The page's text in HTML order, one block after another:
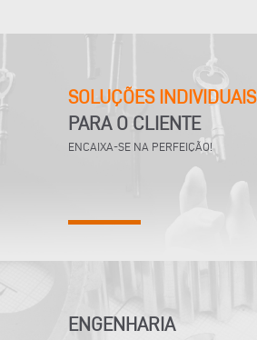
SOLUÇÕES INDIVIDUAIS
PARA O CLIENTE
ENCAIXA-SE NA PERFEIÇÃO!
ENGENHARIA